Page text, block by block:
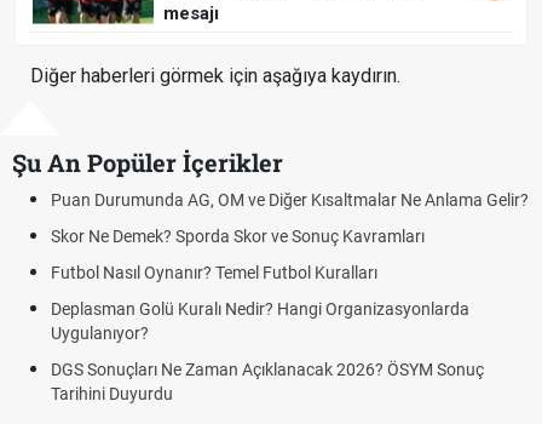
mesajı
Diğer haberleri görmek için aşağıya kaydırın.
Şu An Popüler İçerikler
Puan Durumunda AG, OM ve Diğer Kısaltmalar Ne Anlama Gelir?
Skor Ne Demek? Sporda Skor ve Sonuç Kavramları
Futbol Nasıl Oynanır? Temel Futbol Kuralları
Deplasman Golü Kuralı Nedir? Hangi Organizasyonlarda
Uygulanıyor?
DGS Sonuçları Ne Zaman Açıklanacak 2026? ÖSYM Sonuç
Tarihini Duyurdu